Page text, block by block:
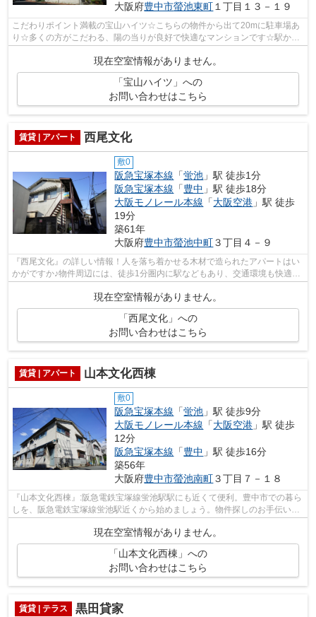
大阪府豊中市螢池東町１丁目１３－１９
こだわりポイント満載の宝山ハイツ☆こちらの物件から出て20mに駐車場あ
り☆多くの方がこだわる、陽の当りが良好で快適なマンションです☆駅から
現在空室情報がありません。
「宝山ハイツ」への
お問い合わせはこちら
賃貸 | アパート 西尾文化
敷0
阪急宝塚本線 「蛍池 」駅 徒歩1分
阪急宝塚本線 「豊中 」駅 徒歩18分
大阪モノレール本線 「大阪空港 」駅 徒歩
19分
築61年
大阪府豊中市螢池中町３丁目４－９
『西尾文化』の詳しい情報！人を落ち着かせる木材で造られたアパートはい
かがですか♪物件周辺には、徒歩1分圏内に駅などもあり、交通環境も快適で
現在空室情報がありません。
「西尾文化」への
お問い合わせはこちら
賃貸 | アパート 山本文化西棟
敷0
阪急宝塚本線 「蛍池 」駅 徒歩9分
大阪モノレール本線 「大阪空港 」駅 徒歩
12分
阪急宝塚本線 「豊中 」駅 徒歩16分
築56年
大阪府豊中市螢池南町３丁目７－１８
『山本文化西棟』:阪急電鉄宝塚線蛍池駅駅にも近くて便利。豊中市での暮ら
しを、阪急電鉄宝塚線蛍池駅近くから始めましょう。物件探しのお手伝いを
アサヒ不動産相談室にさせて下さいま...
現在空室情報がありません。
「山本文化西棟」への
お問い合わせはこちら
賃貸 | テラス 黒田貸家